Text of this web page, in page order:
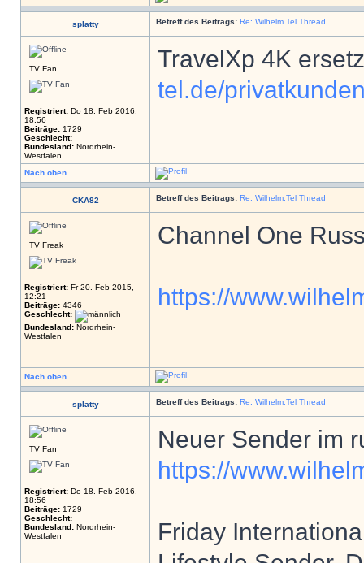
splatty Betreff des Beitrags: Re: Wilhelm.Tel Thread
TV Fan
Registriert: Do 18. Feb 2016,
18:56
Beiträge: 1729
Geschlecht:
Bundesland: Nordrhein-
Westfalen
TravelXp 4K
tel.de/
Nach oben
CKA82 Betreff des Beitrags: Re: Wilhelm.Tel Thread
TV Freak
Registriert: Fr 20. Feb 2015,
12:21
Beiträge: 4346
Geschlecht:
Bundesland: Nordrhein-
Westfalen
Channel One
https://
Nach oben
splatty Betreff des Beitrags: Re: Wilhelm.Tel Thread
TV Fan
Registriert: Do 18. Feb 2016,
18:56
Beiträge: 1729
Geschlecht:
Bundesland: Nordrhein-
Westfalen
Neuer Sender im
https://
Friday